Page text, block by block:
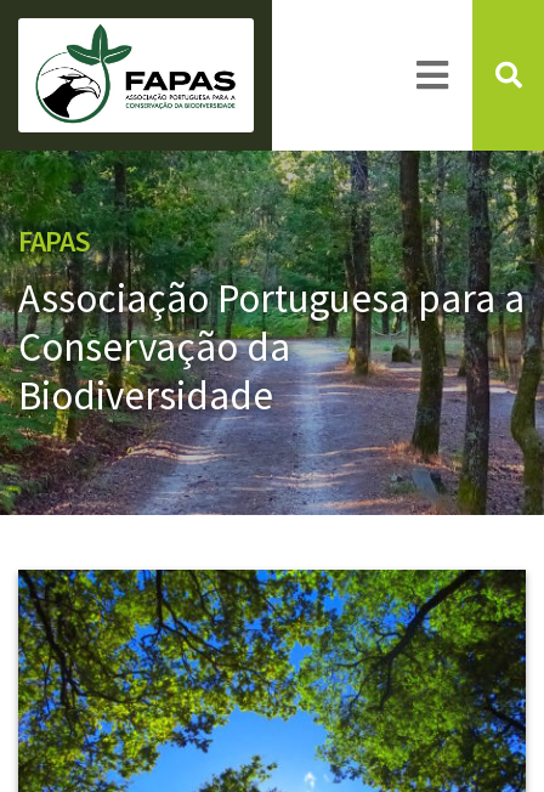
FAPAS
Associação Portuguesa para a
Conservação da
Biodiversidade